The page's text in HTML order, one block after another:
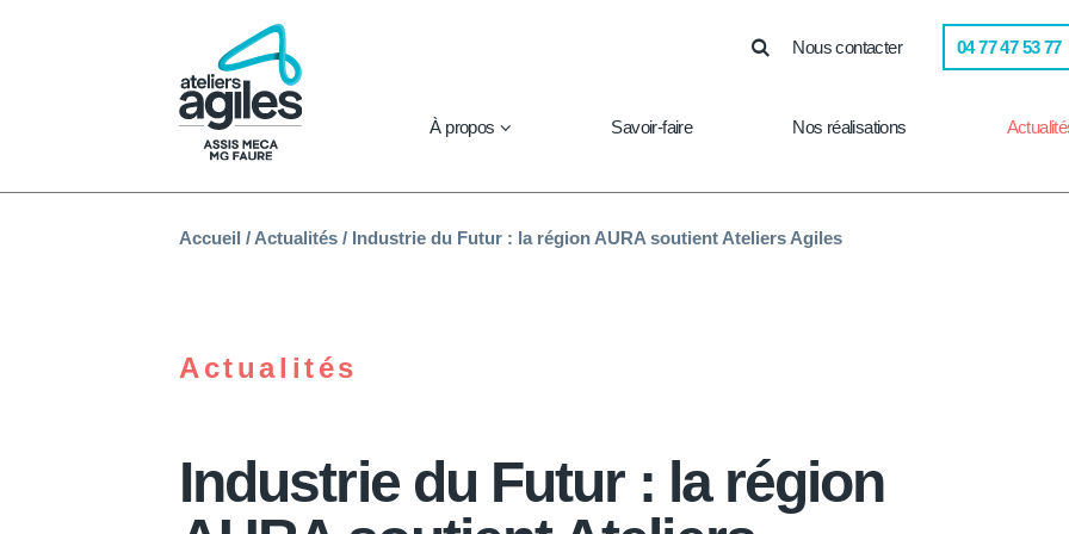
Nous contacter 04 77 47 53 77
À propos Savoir-faire Nos réalisations
Accueil / Actualités / Industrie du Futur : la région AURA soutient Ateliers Agiles
Actualités
Industrie du Futur : la région